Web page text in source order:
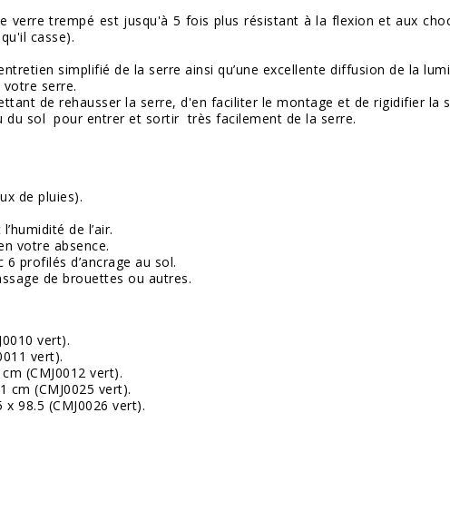
verre trempé est jusqu'à 5 fois plus résistant à la flexion et aux
casse).
simplifié de la serre ainsi qu’une excellente diffusion de la
serre.
de rehausser la serre, d'en faciliter le montage et de rigidifier la
du sol pour entrer et sortir très facilement de la serre.
de pluies).
de l’air.
votre absence.
profilés d’ancrage au sol.
de brouettes ou autres.
vert).
vert).
(CMJ0012 vert).
cm (CMJ0025 vert).
x 98.5 (CMJ0026 vert).